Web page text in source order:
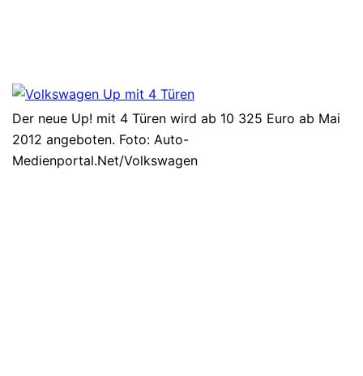
Der neue Up! mit 4 Türen wird ab 10 325 Euro ab Mai
2012 angeboten. Foto: Auto-
Medienportal.Net/Volkswagen